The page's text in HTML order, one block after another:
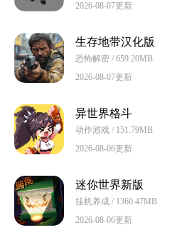
2026-08-07更新
生存地带汉化版
恐怖解密 / 659.20MB
2026-08-07更新
异世界格斗
动作游戏 / 151.79MB
2026-08-06更新
迷你世界新版
挂机养成 / 1360.47MB
2026-08-06更新